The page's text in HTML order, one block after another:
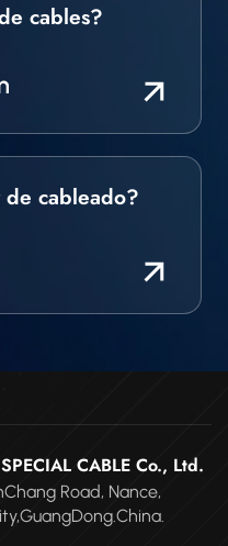
cables?
de cableado?
CABLE Co., Ltd.
Road, Nance,